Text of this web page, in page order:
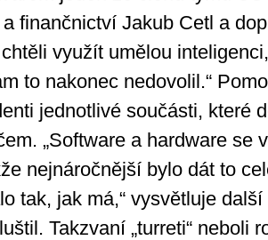
finančnictví Jakub Cetl a
využít umělou
to nakonec nedovolil.“
jednotlivé součásti, které
„Software a hardware se
nejnáročnější bylo dát to
tak, jak má,“ vysvětluje
Takzvaní „turreti“ neboli